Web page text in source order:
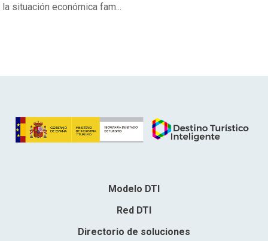
la situación económica fam...
Modelo DTI
Red DTI
Directorio de soluciones